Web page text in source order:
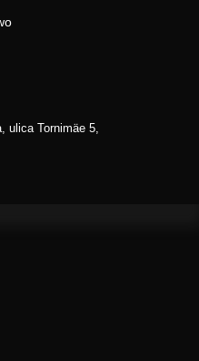
ulica Tornimäe 5,